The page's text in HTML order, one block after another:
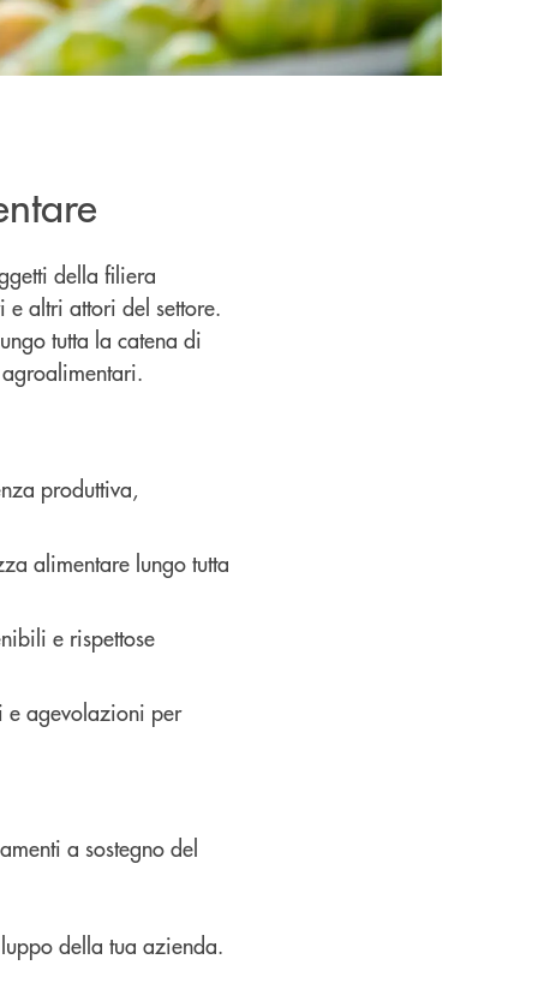
della filiera
altri attori del settore.
tutta la catena di
produttiva,
alimentare lungo tutta
e rispettose
e agevolazioni per
a sostegno del
della tua azienda.